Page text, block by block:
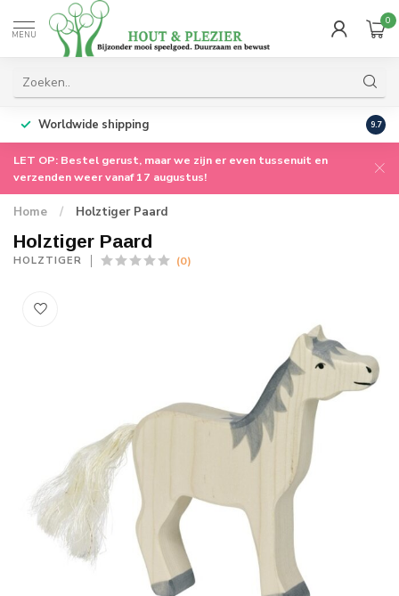
MENU
0
Worldwide shipping 9.7
LET OP: Bestel gerust, maar we zijn er even tussenuit en
verzenden weer vanaf 17 augustus!
Home / Holztiger Paard
Holztiger Paard
HOLZTIGER (0)